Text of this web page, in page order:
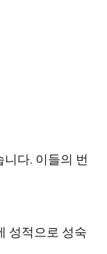
다. 이들의 번
성적으로 성숙